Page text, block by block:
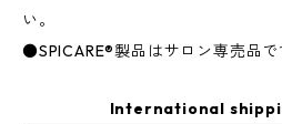
い。
●SPICARE®製品はサロン専売品で
International